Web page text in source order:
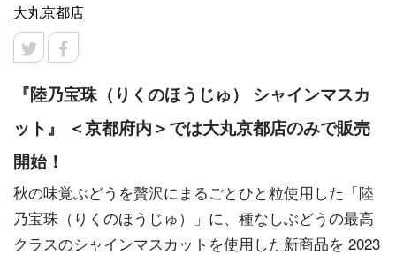
大丸京都店
『陸乃宝珠（りくのほうじゅ） シャインマスカ
ット』 ＜京都府内＞では大丸京都店のみで販売
開始！
秋の味覚ぶどうを贅沢にまるごとひと粒使用した「陸
乃宝珠（りくのほうじゅ）」に、種なしぶどうの最高
クラスのシャインマスカットを使用した新商品を 2023